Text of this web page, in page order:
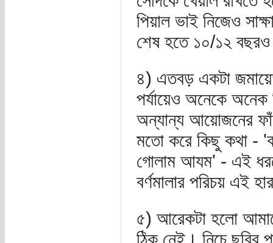
পিয়াল ভাই নিজেও
শেষ হতে ১০/১২ বছরও
৪) এতবড় একটা
পর্যায়েও অনেকে
অন্যান্য আয়োজনের
মতো করে কিছু কথা -
গোলাম আযম' - এই
বর্ণমালার পরিচয় এই
৫) আরেকটা হলো